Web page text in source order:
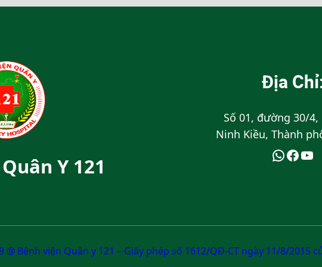
Y 121
Địa
Số 01, đường 30/
Ninh Kiều, Thành
@ Bệnh viện Quân y 121 – Giấy phép số 1612/QĐ-CT ngày 11/8/2015